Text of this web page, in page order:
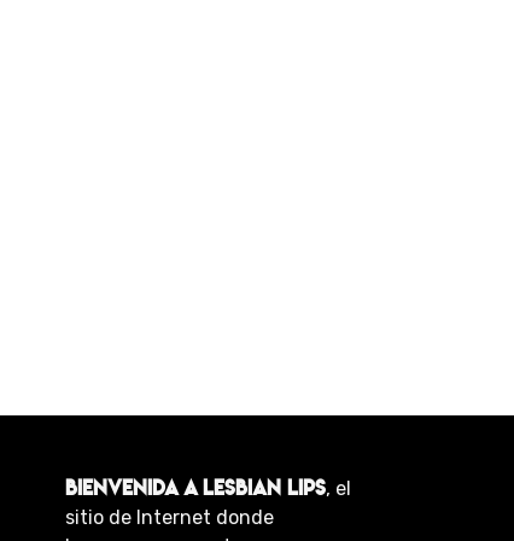
BIENVENIDA A LESBIAN LIPS, el
sitio de Internet donde